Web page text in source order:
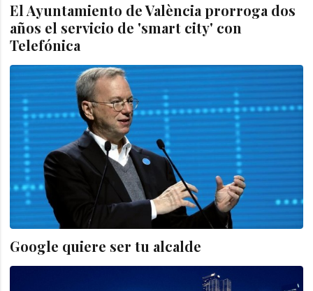
El Ayuntamiento de València prorroga dos
años el servicio de 'smart city' con
Telefónica
Google quiere ser tu alcalde